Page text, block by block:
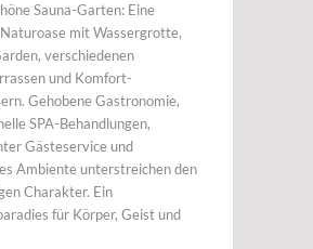
Sauna-Garten: Eine
mit Wassergrotte,
verschiedenen
und Komfort-
Gehobene Gastronomie,
SPA-Behandlungen,
Gästeservice und
Ambiente unterstreichen den
Charakter. Ein
für Körper, Geist und